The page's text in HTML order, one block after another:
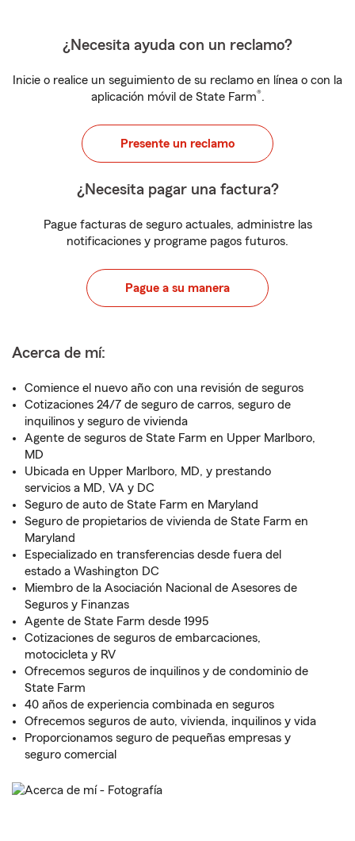
¿Necesita ayuda con un reclamo?
Inicie o realice un seguimiento de su reclamo en línea o con la
aplicación móvil de State Farm®.
Presente un reclamo
¿Necesita pagar una factura?
Pague facturas de seguro actuales, administre las
notificaciones y programe pagos futuros.
Pague a su manera
Acerca de mí:
Comience el nuevo año con una revisión de seguros
Cotizaciones 24/7 de seguro de carros, seguro de
inquilinos y seguro de vivienda
Agente de seguros de State Farm en Upper Marlboro,
MD
Ubicada en Upper Marlboro, MD, y prestando
servicios a MD, VA y DC
Seguro de auto de State Farm en Maryland
Seguro de propietarios de vivienda de State Farm en
Maryland
Especializado en transferencias desde fuera del
estado a Washington DC
Miembro de la Asociación Nacional de Asesores de
Seguros y Finanzas
Agente de State Farm desde 1995
Cotizaciones de seguros de embarcaciones,
motocicleta y RV
Ofrecemos seguros de inquilinos y de condominio de
State Farm
40 años de experiencia combinada en seguros
Ofrecemos seguros de auto, vivienda, inquilinos y vida
Proporcionamos seguro de pequeñas empresas y
seguro comercial